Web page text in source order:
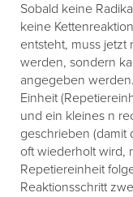
Sobald keine
keine
entsteht, muss jetzt
werden, sondern
angegeben
Einheit
und ein kleines n
geschrieben (damit
oft wiederholt wird,
Repetiereinheit
Reaktionsschritt